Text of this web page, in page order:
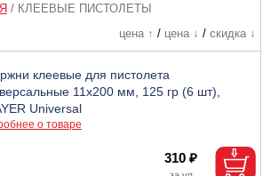
/ КЛЕЕВЫЕ ПИСТОЛЕТЫ
цена ↑ / цена ↓ / скидка ↓
клеевые для пистолета
11х200 мм, 125 гр (6 шт),
Universal
о товаре
310 ₽